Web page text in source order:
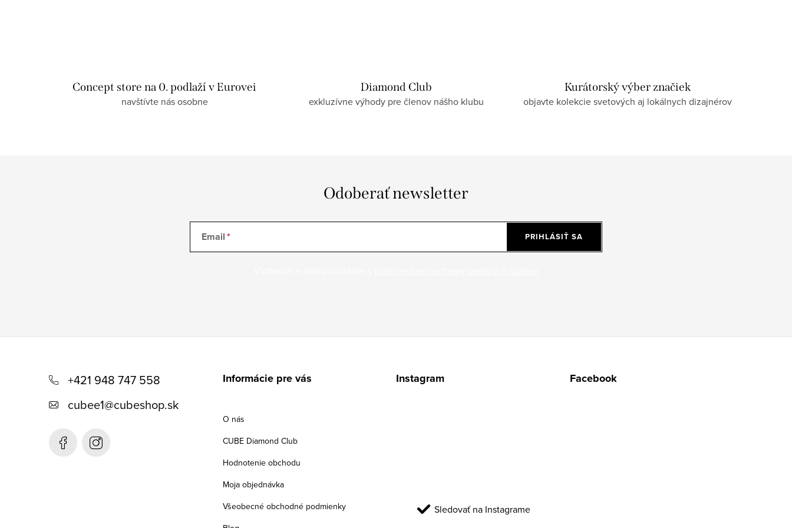
Concept store na 0. podlaží v Eurovei
navštívte nás osobne
Diamond Club
exkluzívne výhody pre členov nášho klubu
Kurátorský výber značiek
objavte kolekcie svetových aj lokálnych dizajnérov
Odoberať newsletter
Email PRIHLÁSIŤ SA
+421 948 747 558
cubee1@cubeshop.sk
Informácie pre vás
O nás
CUBE Diamond Club
Hodnotenie obchodu
Moja objednávka
Všeobecné obchodné podmienky
Instagram
Sledovať na Instagrame
Facebook